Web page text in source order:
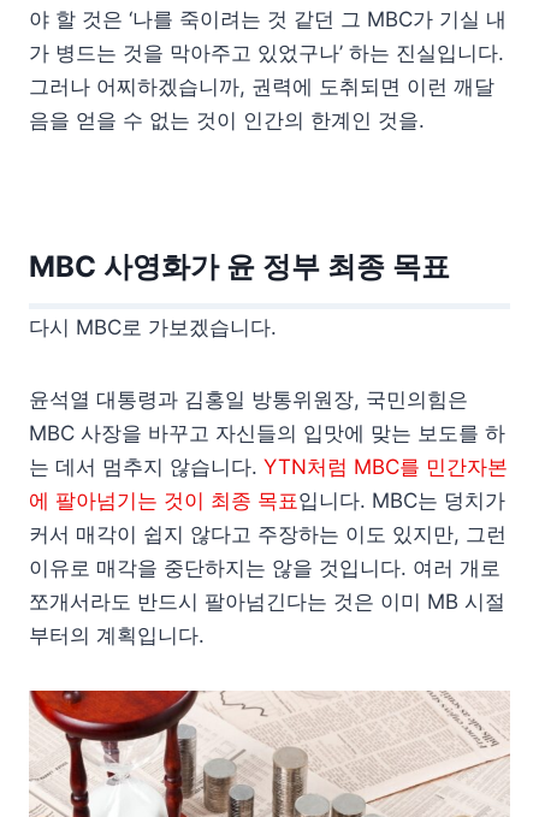
야 할 것은 ‘나를 죽이려는 것 같던 그 MBC가 기실 내
가 병드는 것을 막아주고 있었구나’ 하는 진실입니다.
그러나 어찌하겠습니까, 권력에 도취되면 이런 깨달
음을 얻을 수 없는 것이 인간의 한계인 것을.
MBC 사영화가 윤 정부 최종 목표
다시 MBC로 가보겠습니다.
윤석열 대통령과 김홍일 방통위원장, 국민의힘은
MBC 사장을 바꾸고 자신들의 입맛에 맞는 보도를 하
는 데서 멈추지 않습니다. YTN처럼 MBC를 민간자본
에 팔아넘기는 것이 최종 목표입니다. MBC는 덩치가
커서 매각이 쉽지 않다고 주장하는 이도 있지만, 그런
이유로 매각을 중단하지는 않을 것입니다. 여러 개로
쪼개서라도 반드시 팔아넘긴다는 것은 이미 MB 시절
부터의 계획입니다.